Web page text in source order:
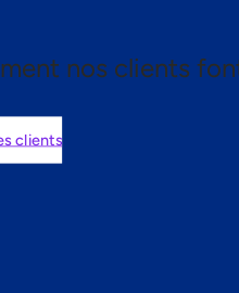
nos clients
clients